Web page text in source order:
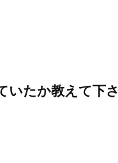
いたか教えて下さ